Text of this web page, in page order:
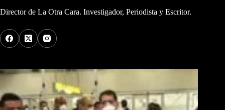
Director de La Otra Cara. Investigador, Periodista y Escritor.